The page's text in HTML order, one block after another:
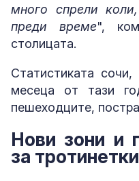
много спрели
преди време",
столицата.
Статистиката
месеца от тази
пешеходците,
Нови зони и
за